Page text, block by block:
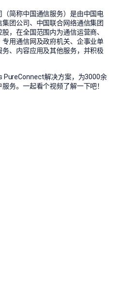
简称中国通信服务）是由中国电
团公司、中国联合网络通信集团
，在全国范围内为通信运营商、
用通信网及政府机关、企事业单
、内容应用及其他服务，并积极
PureConnect解决方案，为3000余
务。一起看个视频了解一下吧！